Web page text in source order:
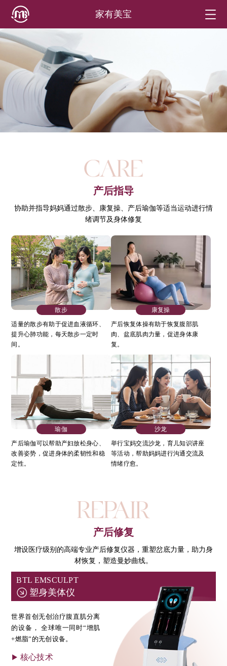
家有美宝
产后指导
协助并指导妈妈通过散步、康复操、产后瑜伽等适当运动进行情
绪调节及身体修复
散步
适量的散步有助于促进血液循环、
提升心肺功能，每天散步一定时
间。
康复操
产后恢复体操有助于恢复腹部肌
肉、盆底肌肉力量，促进身体康
复。
瑜伽
产后瑜伽可以帮助产妇放松身心、
改善姿势，促进身体的柔韧性和稳
定性。
沙龙
举行宝妈交流沙龙，育儿知识讲座
等活动，帮助妈妈进行沟通交流及
情绪疗愈。
产后修复
增设医疗级别的高端专业产后修复仪器，重塑岔底力量，助力身
材恢复，塑造曼妙曲线。
BTL EMSCULPT
塑身美体仪
世界首创无创治疗腹直肌分离
的设备， 全球唯一同时“增肌
+燃脂”的无创设备。
核心技术